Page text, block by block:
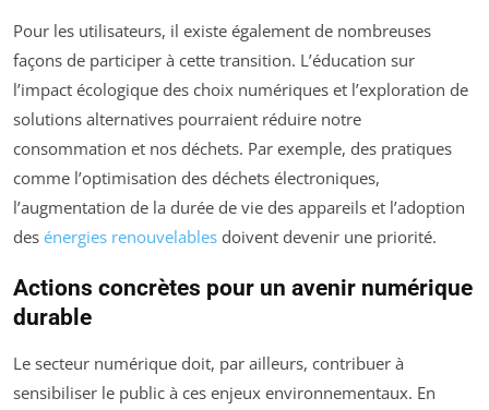
Pour les utilisateurs, il existe également de nombreuses
façons de participer à cette transition. L’éducation sur
l’impact écologique des choix numériques et l’exploration de
solutions alternatives pourraient réduire notre
consommation et nos déchets. Par exemple, des pratiques
comme l’optimisation des déchets électroniques,
l’augmentation de la durée de vie des appareils et l’adoption
des énergies renouvelables doivent devenir une priorité.
Actions concrètes pour un avenir numérique
durable
Le secteur numérique doit, par ailleurs, contribuer à
sensibiliser le public à ces enjeux environnementaux. En